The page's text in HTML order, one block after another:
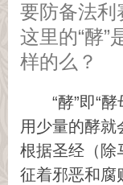
要防备法利
这里的“酵”
样的么？
“酵”即“
用少量的酵就
根据圣经（除
征着邪恶和腐